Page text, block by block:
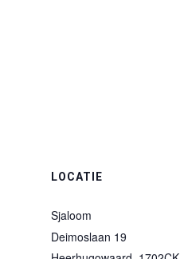
LOCATIE
Sjaloom
Deimoslaan 19